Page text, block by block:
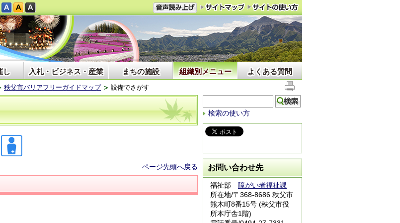
し 入札・ビジネス・産業 まちの施設 組織別メニュー よくある質問
秩父市バリアフリーガイドマップ 設備でさがす
ページ先頭へ戻る
検索の使い方
お問い合わせ先
福祉部 障がい者福祉課
所在地/〒368-8686 秩父市
熊木町8番15号 (秩父市役
所本庁舎1階)